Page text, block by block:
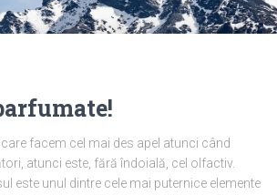
facem cel mai des apel atunci când
atunci este, fără îndoială, cel olfactiv.
este unul dintre cele mai puternice elemente